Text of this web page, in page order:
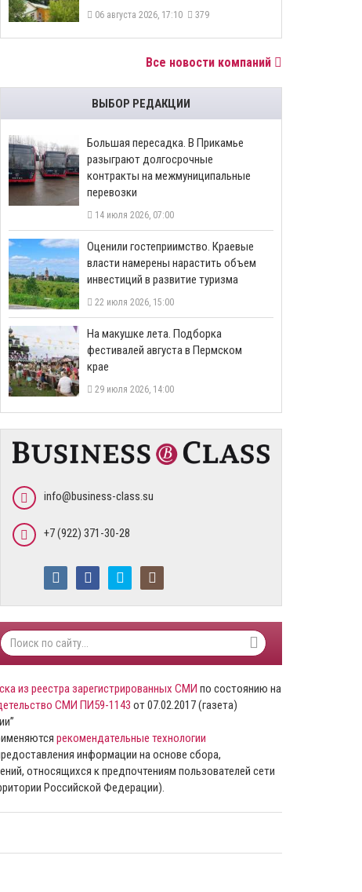
06 августа 2026, 17:10 379
Все новости компаний
ВЫБОР РЕДАКЦИИ
Большая пересадка. В Прикамье
разыграют долгосрочные
контракты на межмуниципальные
перевозки
14 июля 2026, 07:00
Оценили гостеприимство. Краевые
власти намерены нарастить объем
инвестиций в развитие туризма
22 июля 2026, 15:00
На макушке лета. Подборка
фестивалей августа в Пермском
крае
29 июля 2026, 14:00
info@business-class.su
+7 (922) 371-30-28
из реестра зарегистрированных СМИ по состоянию на
СМИ ПИ59-1143 от 07.02.2017 (газета)
рекомендательные технологии
информации на основе сбора,
относящихся к предпочтениям пользователей сети
Российской Федерации).